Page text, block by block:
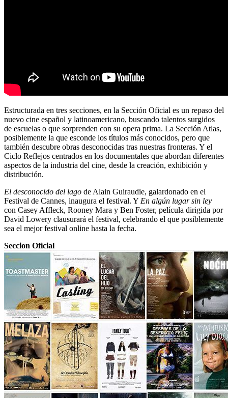
Estructurada en tres secciones, en la Sección Oficial es un repaso del
nuevo cine español y latinoamericano, buscando talentos surgidos
de escuelas o que sorprenden con su opera prima. La Sección Atlas,
posiblemente la que esconde los títulos más conocidos, pero que
también descubre obras desconocidas tras nuestras fronteras. Y el
Ciclo Reflejos centrados en los documentales que abordan diferentes
aspectos de la industria del cine, desde la creación, exhibición y
distribución.
El desconocido del lago de Alain Guiraudie, galardonado en el
Festival de Cannes, inaugura el festival. Y En algún lugar sin ley
con Casey Affleck, Rooney Mara y Ben Foster, película dirigida por
David Lowery clausurará el festival, celebrando el que posiblemente
sea el mejor festival online hasta la fecha.
Seccion Oficial